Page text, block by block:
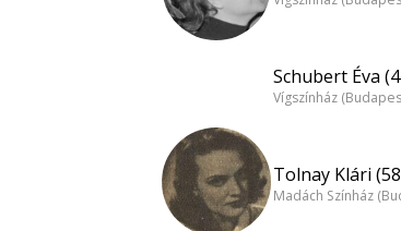
Schubert Éva
Vígszínház
Tolnay Klári
Madách Színház